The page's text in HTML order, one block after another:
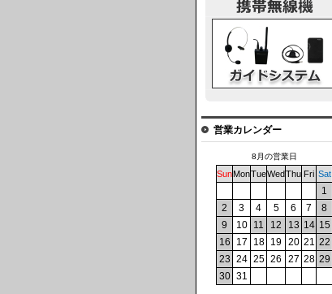
営業カレンダー
8月の営業日
SunMonTueWedThu Fri Sat
1
2
3 4 5 6 7
8
9
10 11 12 13 14 15
16
17 18 19 20 21 22
23 24 25 26 27 28 29
30 31